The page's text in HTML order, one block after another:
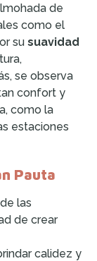
de
como el
su suavidad
se observa
confort y
como la
estaciones
Pauta
las
de crear
calidez y